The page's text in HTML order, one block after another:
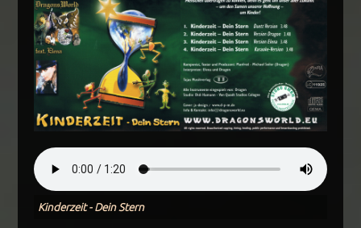
Kinderzeit - Dein Stern